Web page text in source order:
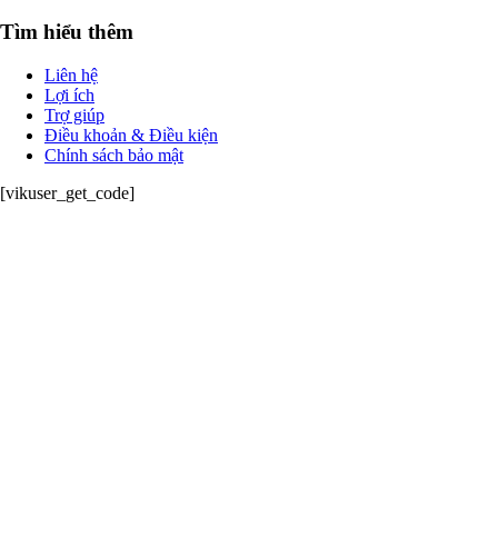
Tìm hiểu thêm
Liên hệ
Lợi ích
Trợ giúp
Điều khoản & Điều kiện
Chính sách bảo mật
[vikuser_get_code]